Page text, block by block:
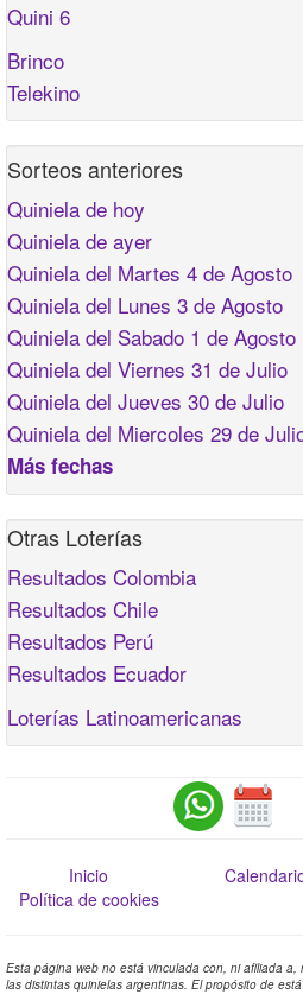
Quini 6
Brinco
Telekino
Sorteos anteriores
Quiniela de hoy
Quiniela de ayer
Quiniela del Martes 4 de Agosto
Quiniela del Lunes 3 de Agosto
Quiniela del Sabado 1 de Agosto
Quiniela del Viernes 31 de Julio
Quiniela del Jueves 30 de Julio
Quiniela del Miercoles 29 de
Más fechas
Otras Loterías
Resultados Colombia
Resultados Chile
Resultados Perú
Resultados Ecuador
Loterías Latinoamericanas
Inicio
Política de cookies
Esta página web no está vinculada con, ni afiliada
las distintas quinielas argentinas. El propósito de